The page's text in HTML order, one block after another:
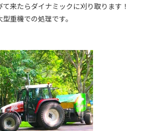
来たらダイナミックに刈り取ります！
重機での処理です。